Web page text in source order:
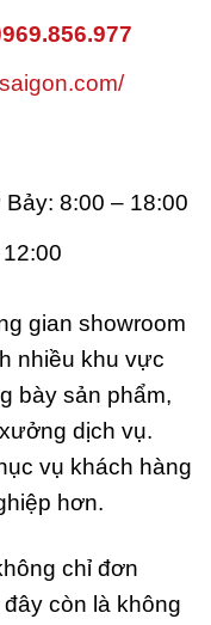
8:00 – 18:00
gian showroom
nhiều khu vực
bày sản phẩm,
dịch vụ.
vụ khách hàng
hơn.
chỉ đơn
còn là không